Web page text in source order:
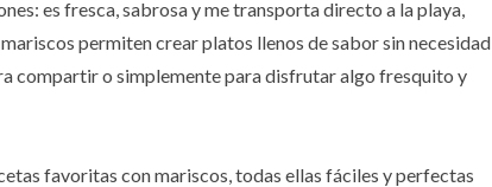
es fresca, sabrosa y me transporta directo a la playa,
permiten crear platos llenos de sabor sin necesidad
compartir o simplemente para disfrutar algo fresquito y
favoritas con mariscos, todas ellas fáciles y perfectas